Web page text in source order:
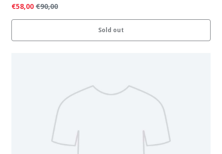
€58,00 €90,00
Sold out